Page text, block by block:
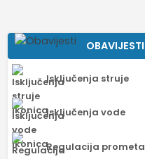
OBAVIJESTI
Isključenja struje
Isključenja vode
Regulacija prometa